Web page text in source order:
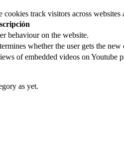
track visitors across
behaviour on the website.
whether the user gets the
of embedded videos on Youtube
as yet.